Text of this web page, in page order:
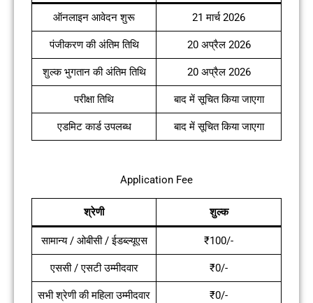
ऑनलाइन आवेदन शुरू 21 मार्च 2026
पंजीकरण की अंतिम तिथि 20 अप्रैल 2026
शुल्क भुगतान की अंतिम तिथि 20 अप्रैल 2026
परीक्षा तिथि बाद में सूचित किया जाएगा
एडमिट कार्ड उपलब्ध बाद में सूचित किया जाएगा
Application Fee
श्रेणी शुल्क
सामान्य / ओबीसी / ईडब्ल्यूएस ₹100/-
एससी / एसटी उम्मीदवार ₹0/-
सभी श्रेणी की महिला उम्मीदवार ₹0/-